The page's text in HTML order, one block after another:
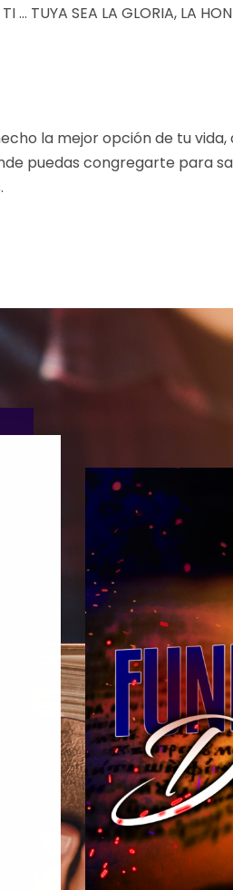
TUYA SEA LA GLORIA, LA
la mejor opción de tu
puedas congregarte para